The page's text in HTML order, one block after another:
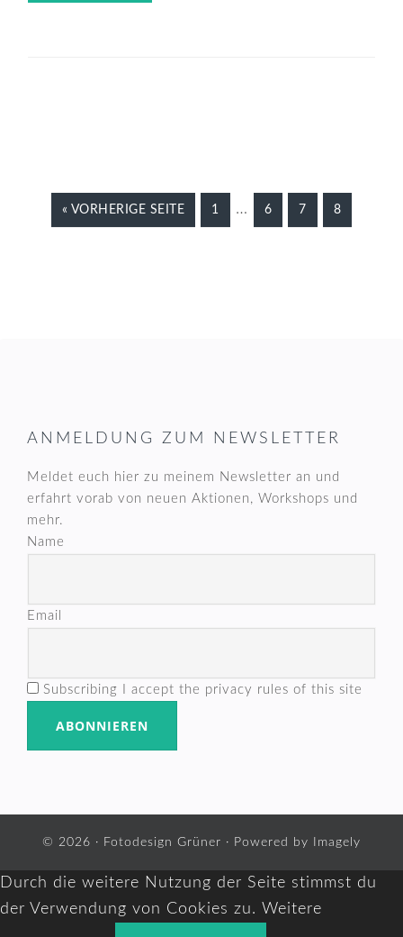
« VORHERIGE SEITE AUFRUFEN
SEITE
1
Weggelassene
Zwischenseiten
… SEITE
6 SEITE
7 SEITE
8
FOOTER
ANMELDUNG ZUM NEWSLETTER
Meldet euch hier zu meinem Newsletter an und
erfahrt vorab von neuen Aktionen, Workshops und
mehr.
Name
Email
Subscribing I accept the privacy rules of this site
© 2026 · Fotodesign Grüner · Powered by Imagely
Durch die weitere Nutzung der Seite stimmst du
der Verwendung von Cookies zu. Weitere